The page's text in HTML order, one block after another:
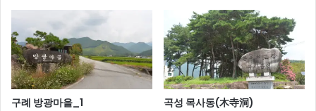
구례 방광마을_1 곡성 목사동(木寺洞)